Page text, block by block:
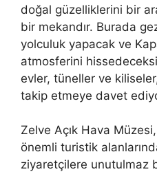
doğal güzelliklerini bir
bir mekandır. Burada
yolculuk yapacak ve
atmosferini
evler, tüneller ve
takip etmeye davet
Zelve Açık Hava
önemli turistik
ziyaretçilere unutulmaz